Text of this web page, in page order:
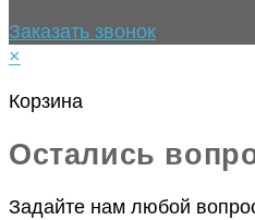
Заказать звонок
×
Корзина
Остались
Задайте нам любой